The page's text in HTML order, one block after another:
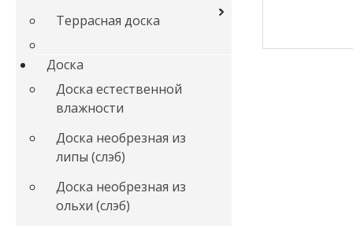
Террасная доска
Доска
Доска естественной
влажности
Доска необрезная из
липы (слэб)
Доска необрезная из
ольхи (слэб)